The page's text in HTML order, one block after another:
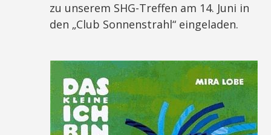
zu unserem SHG-Treffen am 14. Juni in
den „Club Sonnenstrahl“ eingeladen.